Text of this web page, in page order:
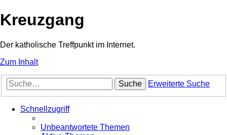
Kreuzgang
Der katholische Treffpunkt im Internet.
Zum Inhalt
Suche Erweiterte Suche
Schnellzugriff
Unbeantwortete Themen